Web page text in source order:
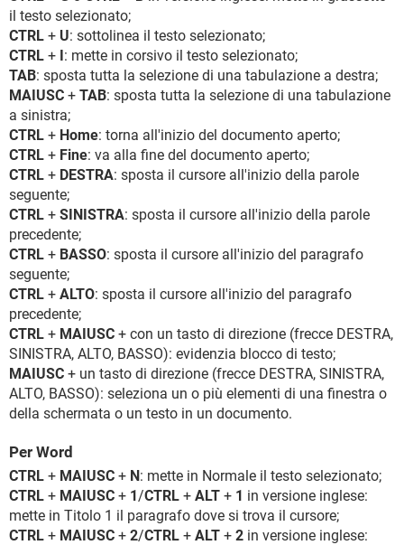
il testo selezionato;
CTRL + U: sottolinea il testo selezionato;
CTRL + I: mette in corsivo il testo selezionato;
TAB: sposta tutta la selezione di una tabulazione a destra;
MAIUSC + TAB: sposta tutta la selezione di una tabulazione
a sinistra;
CTRL + Home: torna all'inizio del documento aperto;
CTRL + Fine: va alla fine del documento aperto;
CTRL + DESTRA: sposta il cursore all'inizio della parole
seguente;
CTRL + SINISTRA: sposta il cursore all'inizio della parole
precedente;
CTRL + BASSO: sposta il cursore all'inizio del paragrafo
seguente;
CTRL + ALTO: sposta il cursore all'inizio del paragrafo
precedente;
CTRL + MAIUSC + con un tasto di direzione (frecce DESTRA,
SINISTRA, ALTO, BASSO): evidenzia blocco di testo;
MAIUSC + un tasto di direzione (frecce DESTRA, SINISTRA,
ALTO, BASSO): seleziona un o più elementi di una finestra o
della schermata o un testo in un documento.
Per Word
CTRL + MAIUSC + N: mette in Normale il testo selezionato;
CTRL + MAIUSC + 1/CTRL + ALT + 1 in versione inglese:
mette in Titolo 1 il paragrafo dove si trova il cursore;
CTRL + MAIUSC + 2/CTRL + ALT + 2 in versione inglese: